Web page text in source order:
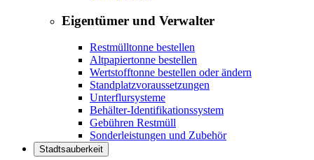
Eigentümer und Verwalter
Restmülltonne bestellen
Altpapiertonne bestellen
Wertstofftonne bestellen oder ändern
Standplatzvoraussetzungen
Unterflursysteme
Behälter-Identifikationssystem
Gebühren Restmüll
Sonderleistungen und Zubehör
Stadtsauberkeit